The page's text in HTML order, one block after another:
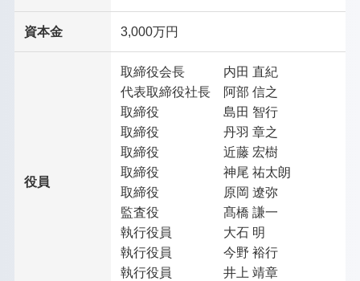
資本金 3,000万円
役員
取締役会長 内田 直紀
代表取締役社長 阿部 信之
取締役 島田 智行
取締役 丹羽 章之
取締役 近藤 宏樹
取締役 神尾 祐太朗
取締役 原岡 遼弥
監査役 髙橋 謙一
執行役員 大石 明
執行役員 今野 裕行
執行役員 井上 靖章​